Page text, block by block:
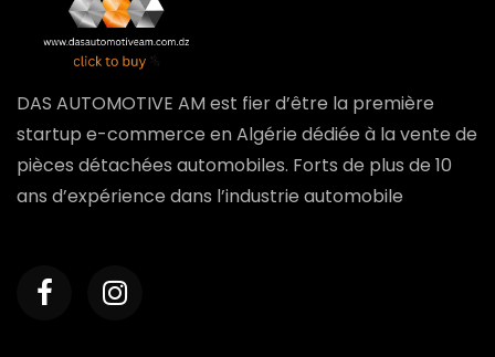
DAS AUTOMOTIVE AM est fier d’être la première
startup e-commerce en Algérie dédiée à la vente de
pièces détachées automobiles. Forts de plus de 10
ans d’expérience dans l’industrie automobile